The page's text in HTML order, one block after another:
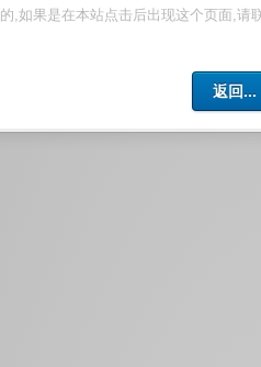
的,如果是在本站点击后出现这个页面,请
返回...